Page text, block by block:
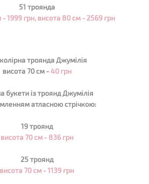
51 троянда
- 1999 грн, висота 80 см - 2569 грн
троянда Джумілія
висота 70 см -40 грн
букети із троянд Джумілія
атласною стрічкою:
19 троянд
висота 70 см - 836 грн
25 троянд
висота 70 см - 1139 грн